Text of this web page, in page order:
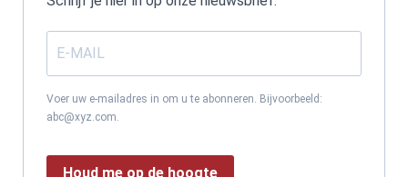
Voer uw e-mailadres in om u te abonneren. Bijvoorbeeld:
abc@xyz.com.
Houd me op de hoogte